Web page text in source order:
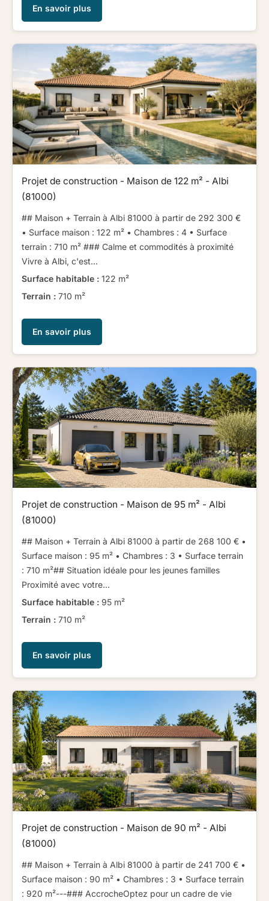
En savoir plus
Projet de construction - Maison de 122 m² - Albi
(81000)
## Maison + Terrain à Albi 81000 à partir de 292 300 € ​ ​
• Surface maison : 122 m² • Chambres : 4 • Surface
terrain : 710 m² ​ ​​ ​### Calme et commodités à proximité​ ​​ ​
Vivre à Albi, c'est...
Surface habitable : 122 m²
Terrain : 710 m²
En savoir plus
Projet de construction - Maison de 95 m² - Albi
(81000)
## Maison + Terrain à Albi 81000 à partir de 268 100 € ​ ​•
Surface maison : 95 m² • Chambres : 3 • Surface terrain
: 710 m²​ ​​ ​## Situation idéale pour les jeunes familles ​ ​
Proximité avec votre...
Surface habitable : 95 m²
Terrain : 710 m²
En savoir plus
Projet de construction - Maison de 90 m² - Albi
(81000)
## Maison + Terrain à Albi 81000 à partir de 241 700 € ​ ​•
Surface maison : 90 m² • Chambres : 3 • Surface terrain
: 920 m²​ ​​ ​---​ ​​ ​### Accroche​ ​Optez pour un cadre de vie